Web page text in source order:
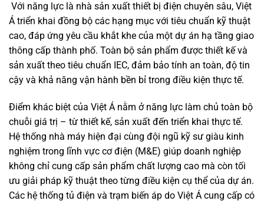
Với năng lực là nhà sản xuất thiết bị điện chuyên sâu, Việt
Á triển khai đồng bộ các hạng mục với tiêu chuẩn kỹ thuật
cao, đáp ứng yêu cầu khắt khe của một dự án hạ tầng giao
thông cấp thành phố. Toàn bộ sản phẩm được thiết kế và
sản xuất theo tiêu chuẩn IEC, đảm bảo tính an toàn, độ tin
cậy và khả năng vận hành bền bỉ trong điều kiện thực tế.
Điểm khác biệt của Việt Á nằm ở năng lực làm chủ toàn bộ
chuỗi giá trị – từ thiết kế, sản xuất đến triển khai thực tế.
Hệ thống nhà máy hiện đại cùng đội ngũ kỹ sư giàu kinh
nghiệm trong lĩnh vực cơ điện (M&E) giúp doanh nghiệp
không chỉ cung cấp sản phẩm chất lượng cao mà còn tối
ưu giải pháp kỹ thuật theo từng điều kiện cụ thể của dự án.
Các hệ thống tủ điện và trạm biến áp do Việt Á cung cấp có